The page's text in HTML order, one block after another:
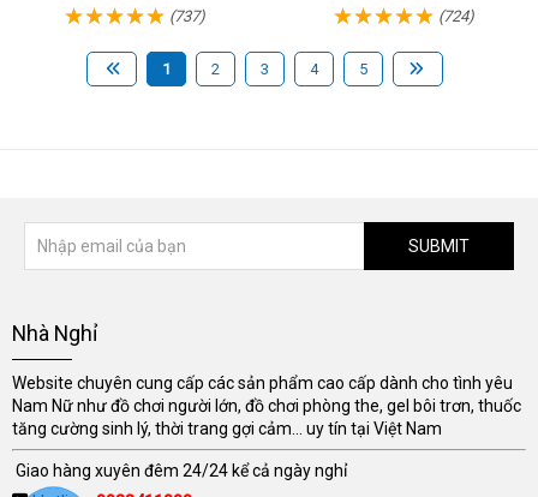
(737) (724)
1 2 3 4 5
SUBMIT
Nhà Nghỉ
Website chuyên cung cấp các sản phẩm cao cấp dành cho tình yêu
Nam Nữ như đồ chơi người lớn, đồ chơi phòng the, gel bôi trơn, thuốc
tăng cường sinh lý, thời trang gợi cảm... uy tín tại Việt Nam
Giao hàng xuyên đêm 24/24 kể cả ngày nghỉ